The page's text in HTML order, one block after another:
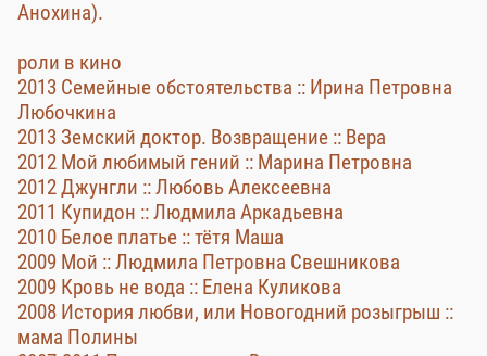
Анохина).
роли в кино
2013 Семейные обстоятельства :: Ирина Петровна
Любочкина
2013 Земский доктор. Возвращение :: Вера
2012 Мой любимый гений :: Марина Петровна
2012 Джунгли :: Любовь Алексеевна
2011 Купидон :: Людмила Аркадьевна
2010 Белое платье :: тётя Маша
2009 Мой :: Людмила Петровна Свешникова
2009 Кровь не вода :: Елена Куликова
2008 История любви, или Новогодний розыгрыш ::
мама Полины